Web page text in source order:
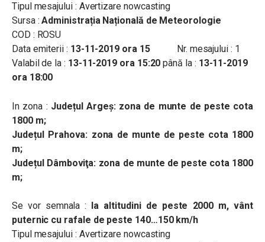
Tipul mesajului : Avertizare nowcasting
Sursa : Administrația Națională de Meteorologie
COD : ROSU
Data emiterii : 13-11-2019 ora 15
Nr. mesajului : 1
Valabil de la : 13-11-2019 ora 15:20 până la : 13-11-2019
ora 18:00
In zona : Județul Argeş: zona de munte de peste cota
1800 m;
Județul Prahova: zona de munte de peste cota 1800
m;
Județul Dâmboviţa: zona de munte de peste cota 1800
m;
Se vor semnala : la altitudini de peste 2000 m, vânt
puternic cu rafale de peste 140…150 km/h
Tipul mesajului : Avertizare nowcasting